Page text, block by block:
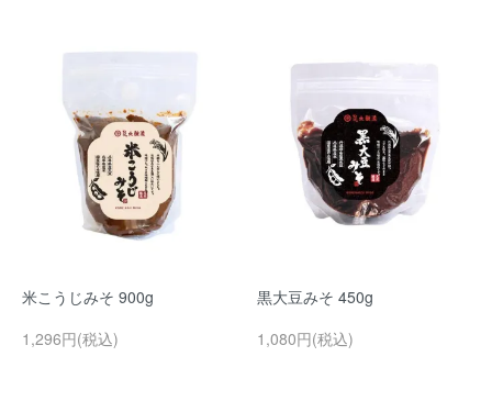
米こうじみそ 900g
1,296円(税込)
黒大豆みそ 450g
1,080円(税込)